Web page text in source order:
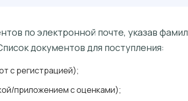
по электронной почте, указав
документов для поступления:
с регистрацией);
приложением с оценками);